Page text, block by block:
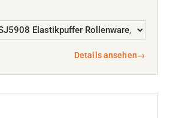
Details ansehen→